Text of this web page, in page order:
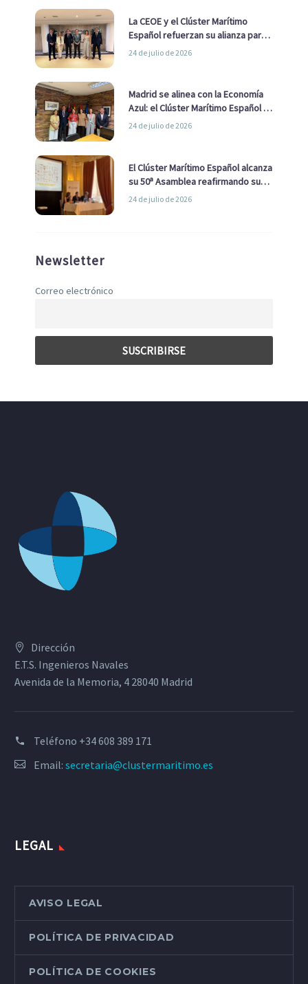
La CEOE y el Clúster Marítimo
Español refuerzan su alianza para
impulsar una estrategia Nacional
24 de julio de 2026
Madrid se alinea con la Economía
Azul: el Clúster Marítimo Español y
la Real Liga Naval avanzan alianzas
24 de julio de 2026
El Clúster Marítimo Español alcanza
su 50ª Asamblea reafirmando su
liderazgo en la Economía Azul
24 de julio de 2026
Newsletter
Correo electrónico
Dirección
E.T.S. Ingenieros Navales
Avenida de la Memoria, 4 28040 Madrid
Teléfono +34 608 389 171
Email: secretaria@clustermaritimo.es
LEGAL
AVISO LEGAL
POLÍTICA DE PRIVACIDAD
POLÍTICA DE COOKIES